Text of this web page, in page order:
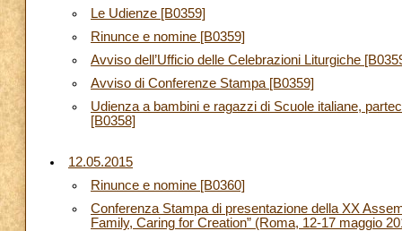
Le Udienze [B0359]
Rinunce e nomine [B0359]
Avviso dell’Ufficio delle Celebrazioni Liturgiche
Avviso di Conferenze Stampa [B0359]
Udienza a bambini e ragazzi di Scuole italiane,
[B0358]
12.05.2015
Rinunce e nomine [B0360]
Conferenza Stampa di presentazione della XX
Family, Caring for Creation” (Roma, 12-17 maggio